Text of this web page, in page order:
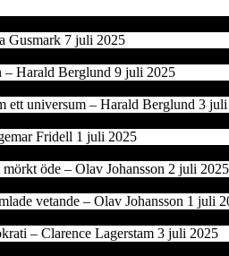
Gusmark 7 juli 2025
– Harald Berglund 9 juli 2025
ett universum – Harald Berglund 3
Fridell 1 juli 2025
öde – Olav Johansson 2 juli 2025
vetande – Olav Johansson 1 juli
– Clarence Lagerstam 3 juli 2025